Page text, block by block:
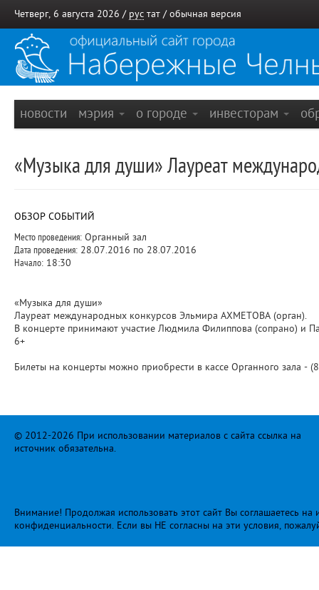
Четверг, 6 августа 2026 / рус тат / обычная версия
новости мэрия о городе инвесторам
«Музыка для души» Лауреат
ОБЗОР СОБЫТИЙ
Место проведения: Органный зал
Дата проведения: 28.07.2016 по 28.07.2016
Начало: 18:30
«Музыка для души»
Лауреат международных конкурсов Эльмира АХМЕТОВА (орган).
В концерте принимают участие Людмила Филиппова (сопрано) и
6+
Билеты на концерты можно приобрести в кассе Органного зала
© 2012-2026 При использовании материалов с сайта ссылка на
источник обязательна.
Внимание! Продолжая использовать этот сайт Вы соглашаетесь
конфиденциальности. Если вы НЕ согласны на эти условия,